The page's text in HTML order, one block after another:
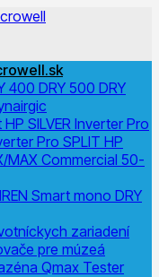
400 DRY 500 DRY
HP SILVER Inverter Pro
Pro SPLIT HP
MAX Commercial 50-
Smart mono DRY
zariadení
pre múzeá
Qmax Tester